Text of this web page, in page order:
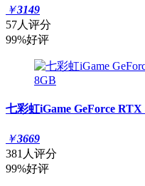
￥3149
57人评分
99%好评
七彩虹iGame GeForce
￥3669
381人评分
99%好评